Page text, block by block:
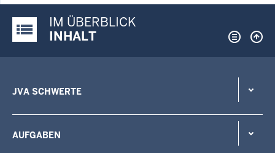
Justiz-Portal im Überblick:
IM ÜBERBLICK
INHALT
JVA SCHWERTE
AUFGABEN